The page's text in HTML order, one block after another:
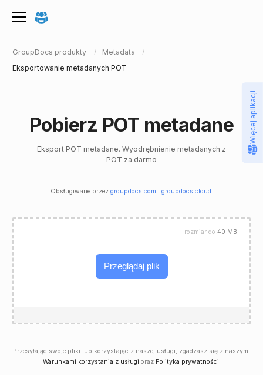
GroupDocs produkty
Metadata
Eksportowanie metadanych POT
Pobierz POT metadane
Eksport POT metadane. Wyodrębnienie metadanych z
POT za darmo
Obsługiwane przez groupdocs.com i groupdocs.cloud .
Przeglądaj plik
rozmiar do 40 MB
Przesyłając swoje pliki lub korzystając z naszej usługi, zgadzasz się z naszymi
Warunkami korzystania z usługi oraz Polityka prywatności.
Więcej aplikacji